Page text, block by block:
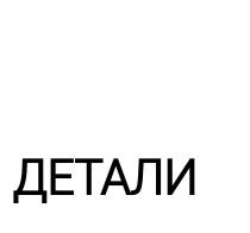
ДЕТАЛИ